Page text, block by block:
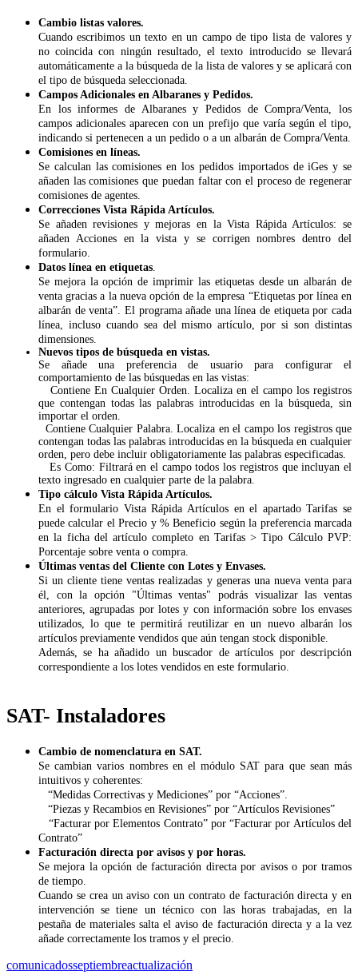
Cambio listas valores.
Cuando escribimos un texto en un campo de tipo lista de valores y
no coincida con ningún resultado, el texto introducido se llevará
automáticamente a la búsqueda de la lista de valores y se aplicará con
el tipo de búsqueda seleccionada.
Campos Adicionales en Albaranes y Pedidos.
En los informes de Albaranes y Pedidos de Compra/Venta, los
campos adicionales aparecen con un prefijo que varía según el tipo,
indicando si pertenecen a un pedido o a un albarán de Compra/Venta.
Comisiones en líneas.
Se calculan las comisiones en los pedidos importados de iGes y se
añaden las comisiones que puedan faltar con el proceso de regenerar
comisiones de agentes.
Correcciones Vista Rápida Artículos.
Se añaden revisiones y mejoras en la Vista Rápida Artículos: se
añaden Acciones en la vista y se corrigen nombres dentro del
formulario.
Datos línea en etiquetas.
Se mejora la opción de imprimir las etiquetas desde un albarán de
venta gracias a la nueva opción de la empresa “Etiquetas por línea en
albarán de venta”. El programa añade una línea de etiqueta por cada
línea, incluso cuando sea del mismo artículo, por si son distintas
dimensiones.
Nuevos tipos de búsqueda en vistas.
Se añade una preferencia de usuario para configurar el
comportamiento de las búsquedas en las vistas:
Contiene En Cualquier Orden. Localiza en el campo los registros
que contengan todas las palabras introducidas en la búsqueda, sin
importar el orden.
Contiene Cualquier Palabra. Localiza en el campo los registros que
contengan todas las palabras introducidas en la búsqueda en cualquier
orden, pero debe incluir obligatoriamente las palabras especificadas.
Es Como: Filtrará en el campo todos los registros que incluyan el
texto ingresado en cualquier parte de la palabra.
Tipo cálculo Vista Rápida Artículos.
En el formulario Vista Rápida Artículos en el apartado Tarifas se
puede calcular el Precio y % Beneficio según la preferencia marcada
en la ficha del artículo completo en Tarifas > Tipo Cálculo PVP:
Porcentaje sobre venta o compra.
Últimas ventas del Cliente con Lotes y Envases.
Si un cliente tiene ventas realizadas y generas una nueva venta para
él, con la opción "Últimas ventas" podrás visualizar las ventas
anteriores, agrupadas por lotes y con información sobre los envases
utilizados, lo que te permitirá reutilizar en un nuevo albarán los
artículos previamente vendidos que aún tengan stock disponible.
Además, se ha añadido un buscador de artículos por descripción
correspondiente a los lotes vendidos en este formulario.
SAT- Instaladores
Cambio de nomenclatura en SAT.
Se cambian varios nombres en el módulo SAT para que sean más
intuitivos y coherentes:
“Medidas Correctivas y Mediciones” por “Acciones”.
“Piezas y Recambios en Revisiones” por “Artículos Revisiones”
“Facturar por Elementos Contrato” por “Facturar por Artículos del
Contrato”
Facturación directa por avisos y por horas.
Se mejora la opción de facturación directa por avisos o por tramos
de tiempo.
Cuando se crea un aviso con un contrato de facturación directa y en
intervención se tiene un técnico con las horas trabajadas, en la
pestaña de materiales salta el aviso de facturación directa y a la vez
añade correctamente los tramos y el precio.
comunicadosseptiembreactualización